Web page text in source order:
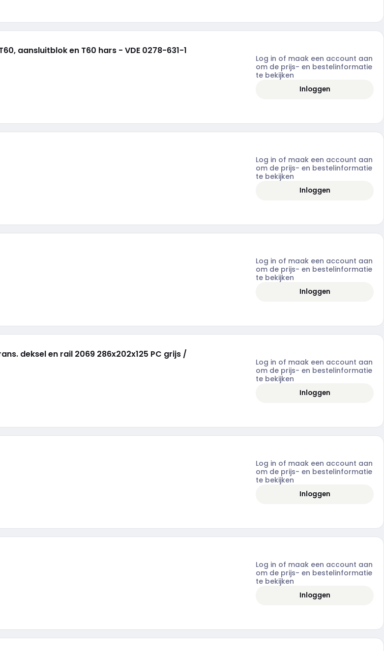
aansluitblok en T60 hars - VDE 0278-631-1
Log in of maak een account aan
om de prijs- en bestelinformatie
te bekijken
Inloggen
Log in of maak een account aan
om de prijs- en bestelinformatie
te bekijken
Inloggen
Log in of maak een account aan
om de prijs- en bestelinformatie
te bekijken
Inloggen
deksel en rail 2069 286x202x125 PC grijs /
Log in of maak een account aan
om de prijs- en bestelinformatie
te bekijken
Inloggen
Log in of maak een account aan
om de prijs- en bestelinformatie
te bekijken
Inloggen
Log in of maak een account aan
om de prijs- en bestelinformatie
te bekijken
Inloggen